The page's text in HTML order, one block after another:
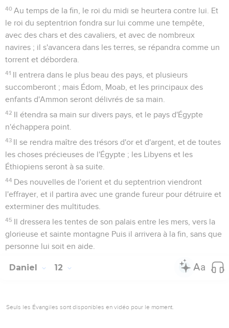
40 Au temps de la fin, le roi du midi se heurtera contre lui. Et
le roi du septentrion fondra sur lui comme une tempête,
avec des chars et des cavaliers, et avec de nombreux
navires ; il s'avancera dans les terres, se répandra comme un
torrent et débordera.
41 Il entrera dans le plus beau des pays, et plusieurs
succomberont ; mais Édom, Moab, et les principaux des
enfants d'Ammon seront délivrés de sa main.
42 Il étendra sa main sur divers pays, et le pays d'Égypte
n'échappera point.
43 Il se rendra maître des trésors d'or et d'argent, et de toutes
les choses précieuses de l'Égypte ; les Libyens et les
Éthiopiens seront à sa suite.
44 Des nouvelles de l'orient et du septentrion viendront
l'effrayer, et il partira avec une grande fureur pour détruire et
exterminer des multitudes.
45 Il dressera les tentes de son palais entre les mers, vers la
glorieuse et sainte montagne Puis il arrivera à la fin, sans que
personne lui soit en aide.
Daniel 12
Seuls les Évangiles sont disponibles en vidéo pour le moment.